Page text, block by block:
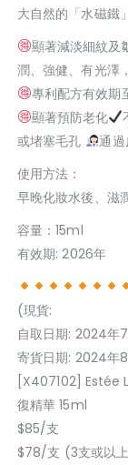
大自然的「水磁鐵
顯著減淡細紋及
潤、強健、有光澤
專利配方有效期
顯著預防老化
或堵塞毛孔
通
使用方法：
早晚化妝水後、滋
容量：15ml
有效期: 2026年
(現貨:
自取日期: 2024年
寄貨日期: 2024年
[X407102] Estée
復精華 15ml
$85/支
$78/支 (3支或以